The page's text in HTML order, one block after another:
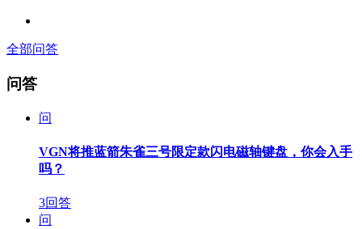
全部问答
问答
问
VGN将推蓝箭朱雀三号限定款闪电磁轴键盘，你会入手
吗？
3回答
问